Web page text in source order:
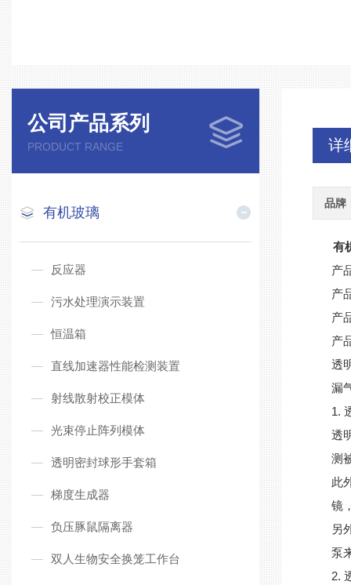
公司产品系列
PRODUCT RANGE
有机玻璃
反应器
污水处理演示装置
恒温箱
直线加速器性能检测装置
射线散射校正模体
光束停止阵列模体
透明密封球形手套箱
梯度生成器
负压豚鼠隔离器
双人生物安全换笼工作台
详
品牌
有
产
产
产
产
透
漏
1.
透
测
此
镜
另
泵
2.